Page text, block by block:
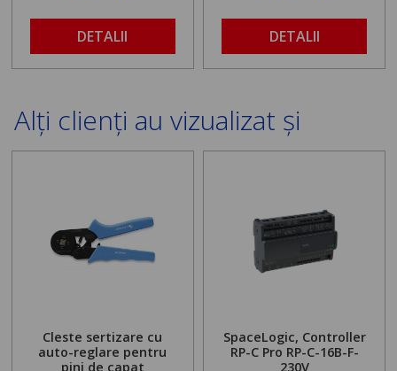
DETALII DETALII
Alți clienți au vizualizat și
Cleste sertizare cu
auto-reglare pentru
pini de capat
SpaceLogic, Controller
RP-C Pro RP-C-16B-F-
230V